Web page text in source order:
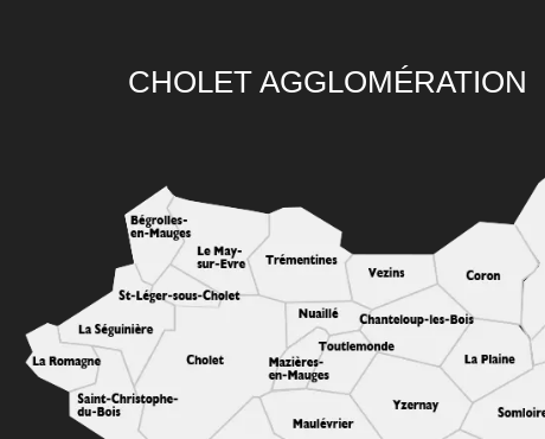
CHOLET AGGLOMÉRATION